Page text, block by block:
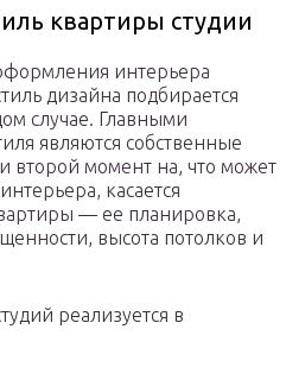
квартиры студии
интерьера
дизайна подбирается
случае. Главными
являются собственные
второй момент на, что может
касается
— ее планировка,
высота потолков и
реализуется в